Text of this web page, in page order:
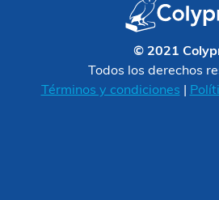
© 2021
Todos los derechos
Términos y condiciones